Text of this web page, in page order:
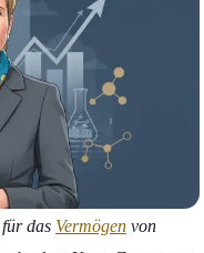
das Vermögen von